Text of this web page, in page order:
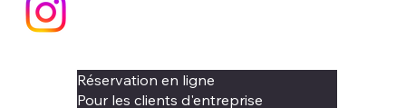
Réservation en ligne
Pour les clients d'entreprise